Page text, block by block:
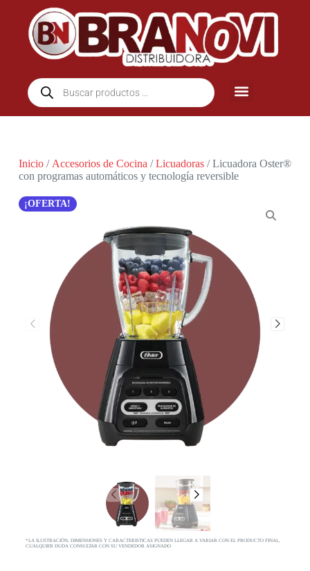
Inicio/ Accesorios de Cocina /Licuadoras/ Licuadora Oster®
con programas automáticos y tecnología reversible
¡OFERTA!
*LA ILUSTRACIÓN, DIMENSIONES Y CARACTERISTICAS PUEDEN LLEGAR A VARIAR CON EL PRODUCTO FINAL,
CUALQUIER DUDA CONSULTAR CON SU VENDEDOR ASIGNADO